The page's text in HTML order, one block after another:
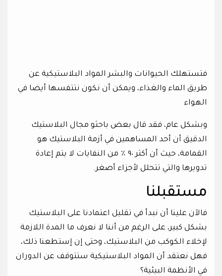
فتستهلك الحيوانات والبشر المواد البلاستيكية عن
طريق الماء والغذاء، ويمكن أن نكون نتتفسها أيضا في
الهواء
وبشكل عام، فقد قال بعض باحثو مجال البلاستيك
الدقيق أن أحد المساهمين في أزمة البلاستيك هو
القمامة، حيث أن أكثر ٩٠ ٪ من النفايات لا يتم إعادة
تدويرها والتي تتحلل لأجزاء أصغر.
مستقبلنا
فالآن علينا أن نبدأ في تقليل اعتمادنا على البلاستيك
بشكل كبير، على الرغم من أننا لا نعرف ما المدة اللازمة
لإخلاء الكوكب من البلاستيك، وحتى إن إستطعنا ذلك،
فهل نعتقد أن المواد البلاستيكية ستتوقف عن الدوران
في الأنظمة البيئية؟